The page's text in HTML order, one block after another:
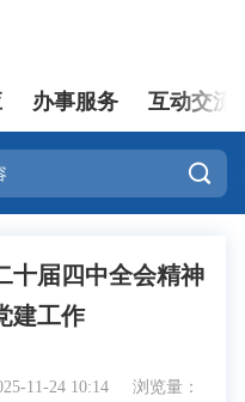
登录
办事服务 互动交流

十届四中全会精神
建工作
11-24 10:14 浏览量：